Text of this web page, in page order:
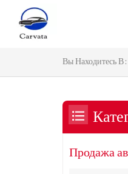
Вы Находитесь В :
Продажа